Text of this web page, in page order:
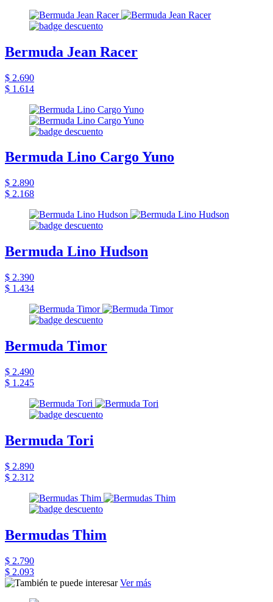
Bermuda Jean Racer
$ 2.690
$ 1.614
Bermuda Lino Cargo Yuno
$ 2.890
$ 2.168
Bermuda Lino Hudson
$ 2.390
$ 1.434
Bermuda Timor
$ 2.490
$ 1.245
Bermuda Tori
$ 2.890
$ 2.312
Bermudas Thim
$ 2.790
$ 2.093
Ver más